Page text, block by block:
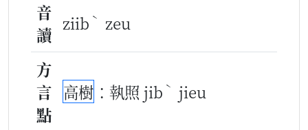
音
讀
ziib ˋ zeu
方
言
點
高樹 ：執照 jib ˋ jieu